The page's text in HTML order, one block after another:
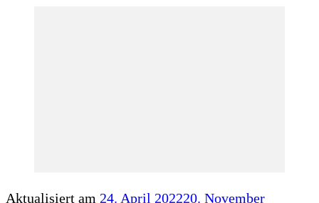
Aktualisiert am 24. April 202220. November